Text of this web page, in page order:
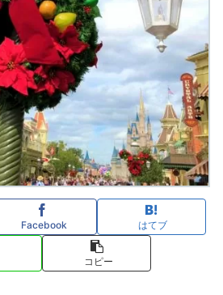
Facebook はてブ
コピー